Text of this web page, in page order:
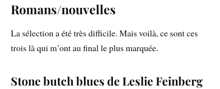
Romans/nouvelles
La sélection a été très difficile. Mais voilà, ce sont ces
trois là qui m’ont au final le plus marquée.
Stone butch blues de Leslie Feinberg